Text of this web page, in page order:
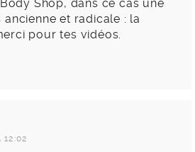
Shop, dans ce cas une
et radicale : la
pour tes vidéos.
12:02